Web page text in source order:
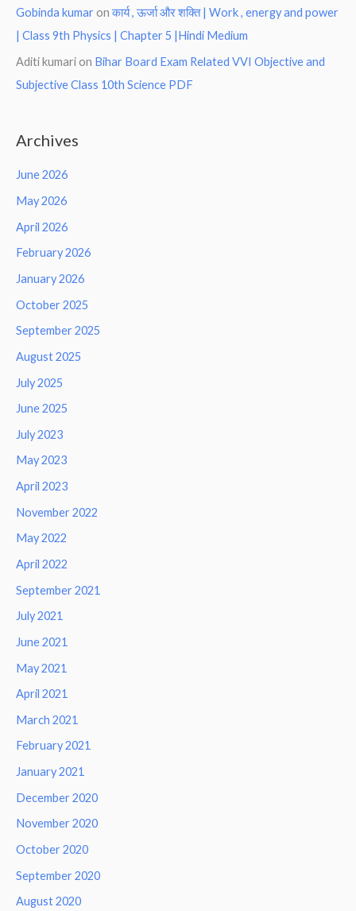
Gobinda kumar onकार्य , ऊर्जा और शक्ति | Work , energy and power
| Class 9th Physics | Chapter 5 |Hindi Medium
Aditi kumari on Bihar Board Exam Related VVI Objective and
Subjective Class 10th Science PDF
Archives
June 2026
May 2026
April 2026
February 2026
January 2026
October 2025
September 2025
August 2025
July 2025
June 2025
July 2023
May 2023
April 2023
November 2022
May 2022
April 2022
September 2021
July 2021
June 2021
May 2021
April 2021
March 2021
February 2021
January 2021
December 2020
November 2020
October 2020
September 2020
August 2020